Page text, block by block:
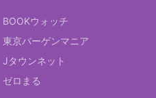
BOOKウォッチ
東京バーゲンマニア
Jタウンネット
ゼロまる